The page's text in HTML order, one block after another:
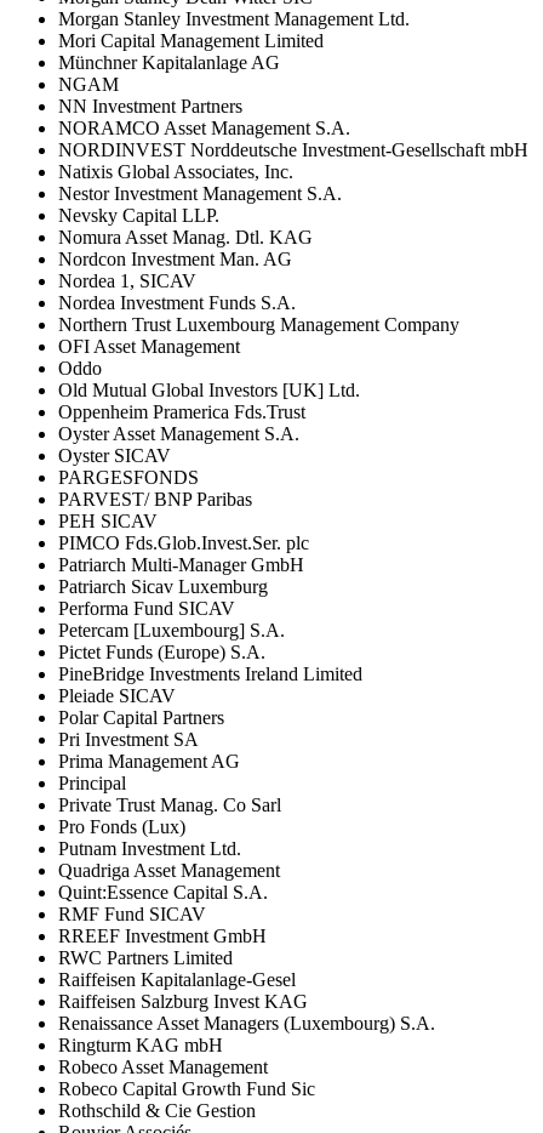
Morgan Stanley Investment Management Ltd.
Mori Capital Management Limited
Münchner Kapitalanlage AG
NGAM
NN Investment Partners
NORAMCO Asset Management S.A.
NORDINVEST Norddeutsche Investment-Gesellschaft mbH
Natixis Global Associates, Inc.
Nestor Investment Management S.A.
Nevsky Capital LLP.
Nomura Asset Manag. Dtl. KAG
Nordcon Investment Man. AG
Nordea 1, SICAV
Nordea Investment Funds S.A.
Northern Trust Luxembourg Management Company
OFI Asset Management
Oddo
Old Mutual Global Investors [UK] Ltd.
Oppenheim Pramerica Fds.Trust
Oyster Asset Management S.A.
Oyster SICAV
PARGESFONDS
PARVEST/ BNP Paribas
PEH SICAV
PIMCO Fds.Glob.Invest.Ser. plc
Patriarch Multi-Manager GmbH
Patriarch Sicav Luxemburg
Performa Fund SICAV
Petercam [Luxembourg] S.A.
Pictet Funds (Europe) S.A.
PineBridge Investments Ireland Limited
Pleiade SICAV
Polar Capital Partners
Pri Investment SA
Prima Management AG
Principal
Private Trust Manag. Co Sarl
Pro Fonds (Lux)
Putnam Investment Ltd.
Quadriga Asset Management
Quint:Essence Capital S.A.
RMF Fund SICAV
RREEF Investment GmbH
RWC Partners Limited
Raiffeisen Kapitalanlage-Gesel
Raiffeisen Salzburg Invest KAG
Renaissance Asset Managers (Luxembourg) S.A.
Ringturm KAG mbH
Robeco Asset Management
Robeco Capital Growth Fund Sic
Rothschild & Cie Gestion